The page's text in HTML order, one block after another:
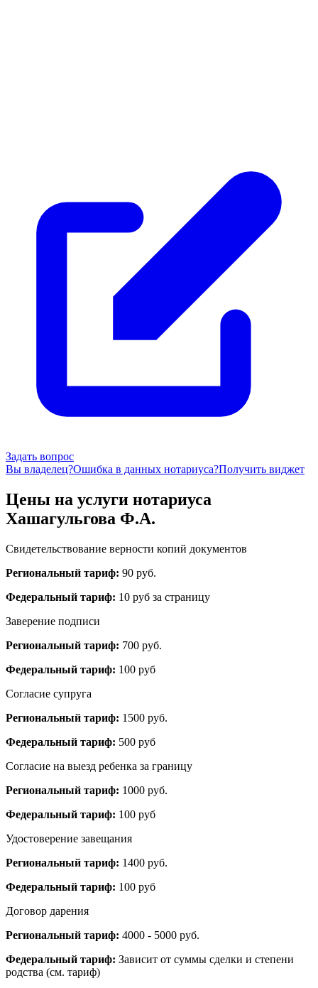
Задать вопрос
Вы владелец?Ошибка в данных нотариуса?Получить виджет
Цены на услуги нотариуса
Хашагульгова Ф.А.
Свидетельствование верности копий документов
Региональный тариф: 90 руб.
Федеральный тариф: 10 руб за страницу
Заверение подписи
Региональный тариф: 700 руб.
Федеральный тариф: 100 руб
Согласие супруга
Региональный тариф: 1500 руб.
Федеральный тариф: 500 руб
Согласие на выезд ребенка за границу
Региональный тариф: 1000 руб.
Федеральный тариф: 100 руб
Удостоверение завещания
Региональный тариф: 1400 руб.
Федеральный тариф: 100 руб
Договор дарения
Региональный тариф: 4000 - 5000 руб.
Федеральный тариф: Зависит от суммы сделки и степени
родства (см. тариф)